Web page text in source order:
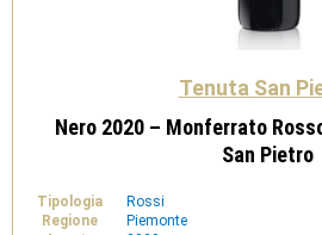
Tenuta San
Nero 2020 – Monferrato
San Pietro
Tipologia
Rossi
Regione
Piemonte